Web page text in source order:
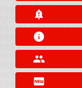
notification_important
info
group
fiber_new